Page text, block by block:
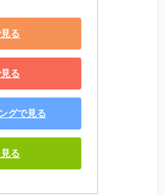
る
る
グで見る
る